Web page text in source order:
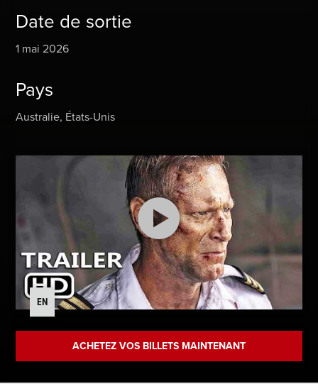
Date de sortie
1 mai 2026
Pays
Australie, États-Unis
EN
ACHETEZ VOS BILLETS MAINTENANT